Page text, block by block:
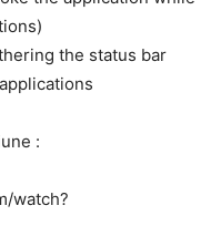
the status bar
:
watch?